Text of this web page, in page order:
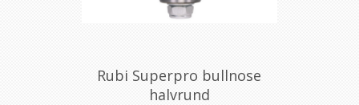
Rubi Superpro bullnose
halvrund